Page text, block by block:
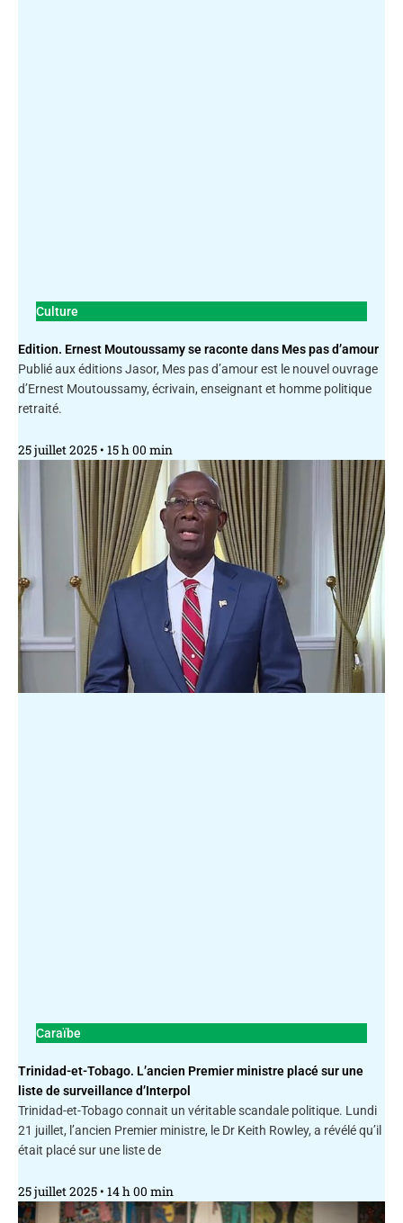
Culture
Edition. Ernest Moutoussamy se raconte dans Mes pas d’amour
Publié aux éditions Jasor, Mes pas d’amour est le nouvel ouvrage
d’Ernest Moutoussamy, écrivain, enseignant et homme politique
retraité.
25 juillet 2025 15 h 00 min
Caraïbe
Trinidad-et-Tobago. L’ancien Premier ministre placé sur une
liste de surveillance d’Interpol
Trinidad-et-Tobago connait un véritable scandale politique. Lundi
21 juillet, l’ancien Premier ministre, le Dr Keith Rowley, a révélé qu’il
était placé sur une liste de
25 juillet 2025 14 h 00 min